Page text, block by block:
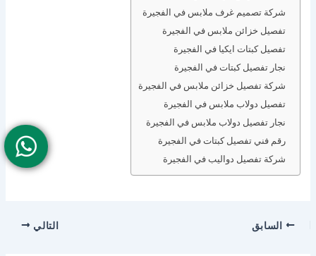
شركة تصميم غرف ملابس في الفجيرة
تفصيل خزائن ملابس في الفجيرة
تفصيل كبتات ايكيا في الفجيرة
نجار تفصيل كبتات في الفجيرة
شركة تفصيل خزائن ملابس في الفجيرة
تفصيل دولاب ملابس في الفجيرة
نجار تفصيل دولاب ملابس في الفجيرة
رقم فني تفصيل كبتات في الفجيرة
شركة تفصيل دواليب في الفجيرة
السابق التالي